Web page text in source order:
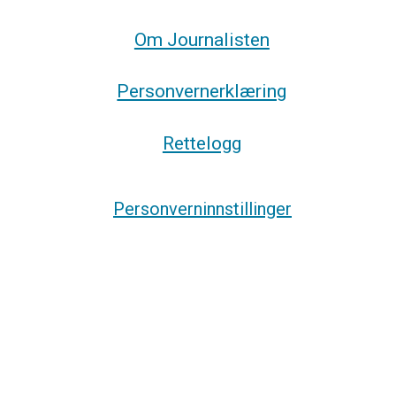
Om Journalisten
Personvernerklæring
Rettelogg
Personverninnstillinger